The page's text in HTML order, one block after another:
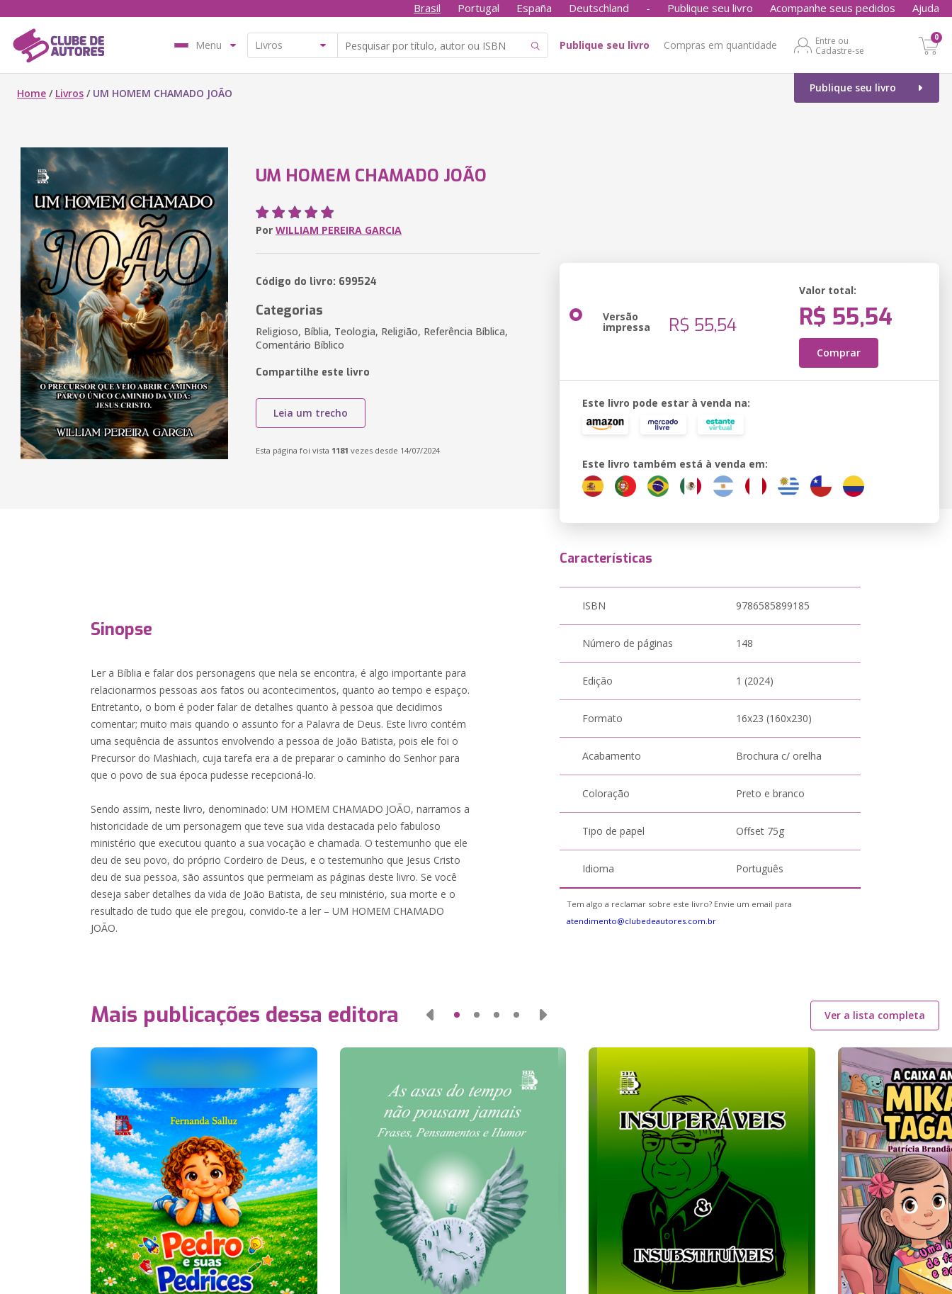
Brasil Portugal España Deutschland - Publique seu livro Acompanhe seus pedidos Ajuda
Menu Publique seu livro Compras em quantidade
Entre ou
Cadastre-se
0
Publique seu livro
Home / Livros / UM HOMEM CHAMADO JOÃO
UM HOMEM CHAMADO JOÃO
Por WILLIAM PEREIRA GARCIA
Código do livro: 699524
Categorias
Religioso, Bíblia, Teologia, Religião, Referência Bíblica,
Comentário Bíblico
Compartilhe este livro
Leia um trecho
Esta página foi vista 1181 vezes desde 14/07/2024
Versão
impressa R$ 55,54
Valor total:
R$ 55,54
Comprar
Este livro pode estar à venda na:
Este livro também está à venda em:
Sinopse
Ler a Bíblia e falar dos personagens que nela se encontra, é algo importante para
relacionarmos pessoas aos fatos ou acontecimentos, quanto ao tempo e espaço.
Entretanto, o bom é poder falar de detalhes quanto à pessoa que decidimos
comentar; muito mais quando o assunto for a Palavra de Deus. Este livro contém
uma sequência de assuntos envolvendo a pessoa de João Batista, pois ele foi o
Precursor do Mashiach, cuja tarefa era a de preparar o caminho do Senhor para
que o povo de sua época pudesse recepcioná-lo.
Sendo assim, neste livro, denominado: UM HOMEM CHAMADO JOÃO, narramos a
historicidade de um personagem que teve sua vida destacada pelo fabuloso
ministério que executou quanto a sua vocação e chamada. O testemunho que ele
deu de seu povo, do próprio Cordeiro de Deus, e o testemunho que Jesus Cristo
deu de sua pessoa, são assuntos que permeiam as páginas deste livro. Se você
deseja saber detalhes da vida de João Batista, de seu ministério, sua morte e o
resultado de tudo que ele pregou, convido-te a ler – UM HOMEM CHAMADO
JOÃO.
Características
ISBN 9786585899185
Número de páginas 148
Edição 1 (2024)
Formato 16x23 (160x230)
Acabamento Brochura c/ orelha
Coloração Preto e branco
Tipo de papel Offset 75g
Idioma Português
Tem algo a reclamar sobre este livro? Envie um email para
atendimento@clubedeautores.com.br
Mais publicações dessa editora Ver a lista completa